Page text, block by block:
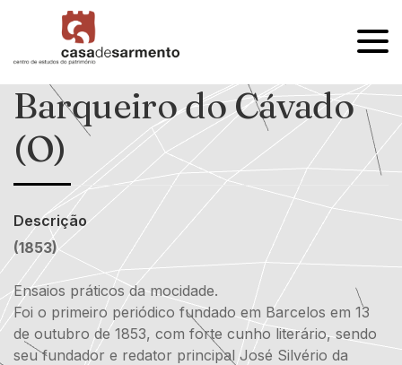
OPEN
Barqueiro do Cávado
(O)
Descrição
(1853)
Ensaios práticos da mocidade.
Foi o primeiro periódico fundado em Barcelos em 13
de outubro de 1853, com forte cunho literário, sendo
seu fundador e redator principal José Silvério da